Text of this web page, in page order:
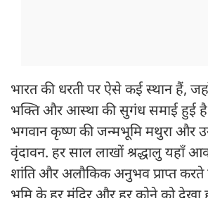
भारत की धरती पर ऐसे कई स्थान हैं,
भक्ति और आस्था की सुगंध समाई हुई
भगवान कृष्ण की जन्मभूमि मथुरा और
वृंदावन. हर साल लाखों श्रद्धालु यहाँ
शांति और अलौकिक अनुभव प्राप्त